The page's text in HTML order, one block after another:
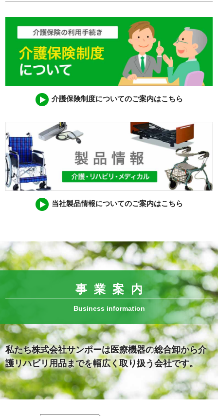
介護保険制度についてのご案内はこちら
当社製品情報についてのご案内はこちら
事業案内
Business information
私たち株式会社サンポーは医療機器の総合卸から介
護リハビリ用品までを幅広く取り扱う会社です。